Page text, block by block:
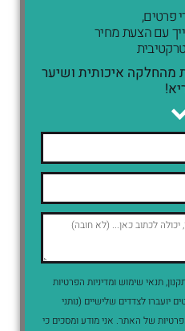
פרטים,
עם הצעת מחיר
מהחלקה איכותית ושיער
תנאי שימוש ומדיניות הפרטיות
יועברו לצדדים שלישיים (נותני
של האתר. אני מודע ומסכים כי